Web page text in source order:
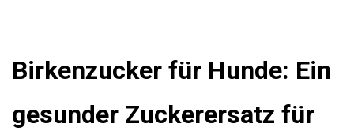
Birkenzucker für Hunde: Ein
gesunder Zuckerersatz für